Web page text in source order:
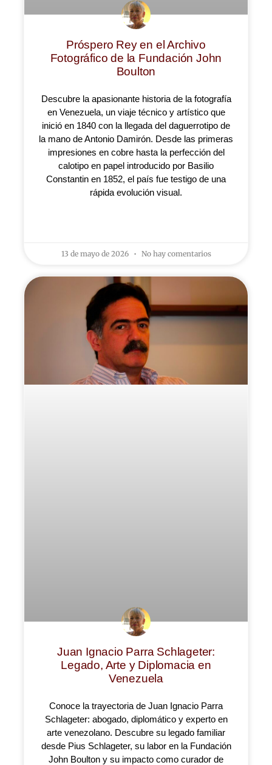
Próspero Rey en el Archivo
Fotográfico de la Fundación John
Boulton
Descubre la apasionante historia de la fotografía
en Venezuela, un viaje técnico y artístico que
inició en 1840 con la llegada del daguerrotipo de
la mano de Antonio Damirón. Desde las primeras
impresiones en cobre hasta la perfección del
calotipo en papel introducido por Basilio
Constantin en 1852, el país fue testigo de una
rápida evolución visual.
13 de mayo de 2026 No hay comentarios
Juan Ignacio Parra Schlageter:
Legado, Arte y Diplomacia en
Venezuela
Conoce la trayectoria de Juan Ignacio Parra
Schlageter: abogado, diplomático y experto en
arte venezolano. Descubre su legado familiar
desde Pius Schlageter, su labor en la Fundación
John Boulton y su impacto como curador de